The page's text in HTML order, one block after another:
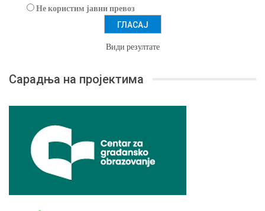
Не користим јавни превоз
Види резултате
Сарадња на пројектима